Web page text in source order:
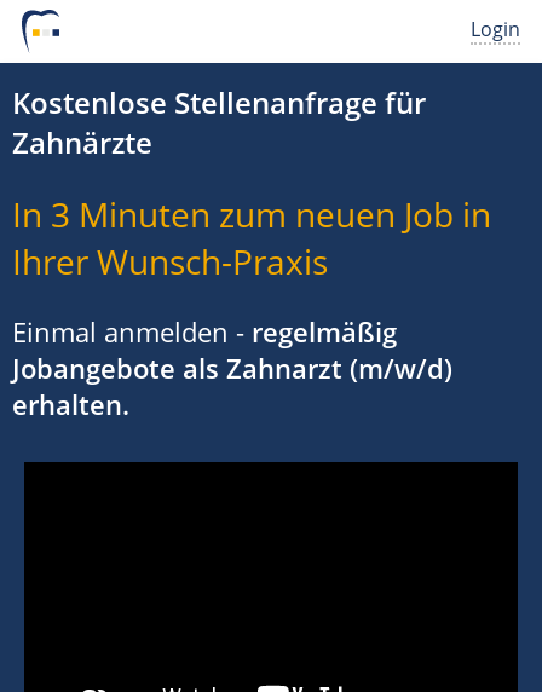
Login
Kostenlose Stellenanfrage für
Zahnärzte
In 3 Minuten zum neuen Job in
Ihrer Wunsch-Praxis
Einmal anmelden - regelmäßig
Jobangebote als Zahnarzt (m/w/d)
erhalten.